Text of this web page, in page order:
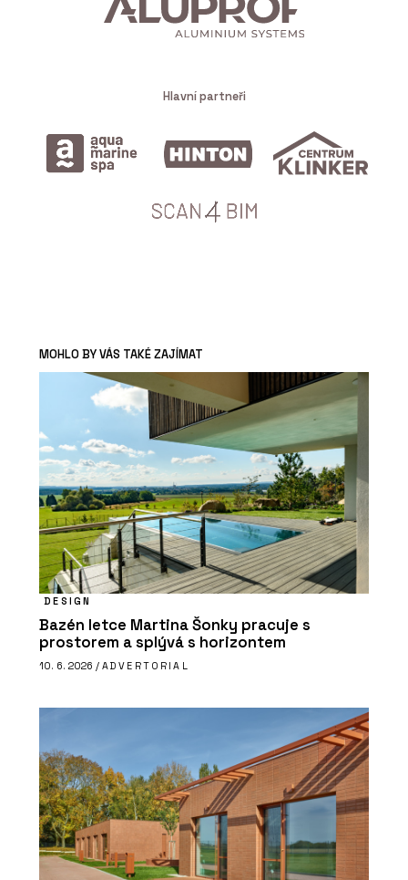
Hlavní partneři
MOHLO BY VÁS TAKÉ ZAJÍMAT
DESIGN
Bazén letce Martina Šonky pracuje s
prostorem a splývá s horizontem
10. 6. 2026 / ADVERTORIAL